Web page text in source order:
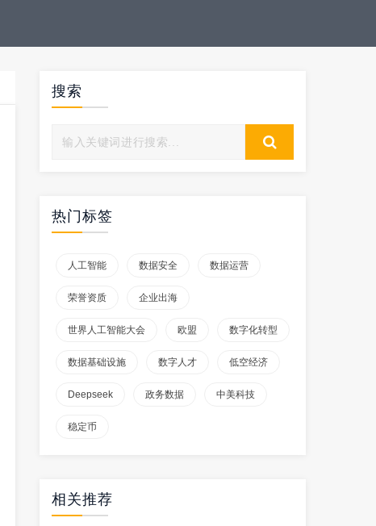
搜索
热门标签
人工智能 数据安全 数据运营
荣誉资质 企业出海
世界人工智能大会 欧盟 数字化转型
数据基础设施 数字人才 低空经济
Deepseek 政务数据 中美科技
稳定币
相关推荐